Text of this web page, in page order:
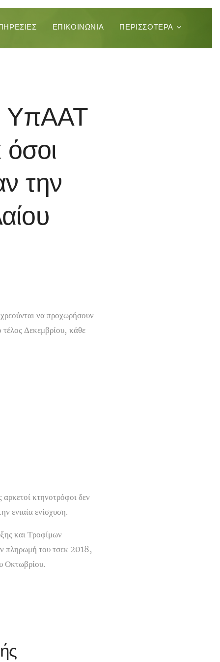
ΕΠΙΚΟΙΝΩΝΊΑ ΠΕΡΙΣΣΌΤΕΡΑ
ΥπΑΑΤ
την
να προχωρήσουν
Δεκεμβρίου, κάθε
κτηνοτρόφοι δεν
ενιαία ενίσχυση.
και Τροφίμων
πληρωμή του τσεκ 2018,
Οκτωβρίου.